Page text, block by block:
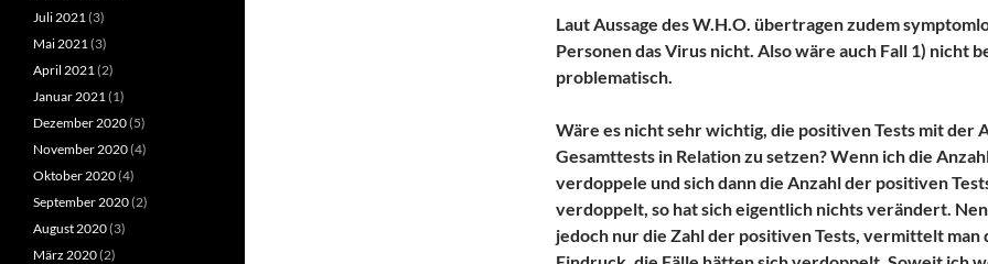
Laut Aussage des W.H.O. übertragen zudem
Personen das Virus nicht. Also wäre auch Fall 1) nicht
problematisch.
Wäre es nicht sehr wichtig, die positiven Tests mit der
Gesamttests in Relation zu setzen? Wenn ich die
verdoppele und sich dann die Anzahl der positiven
verdoppelt, so hat sich eigentlich nichts verändert.
jedoch nur die Zahl der positiven Tests, vermittelt man
Juli 2021(3)
Mai 2021(3)
April 2021(2)
Januar 2021(1)
Dezember 2020(5)
November 2020(4)
Oktober 2020(4)
September 2020(2)
August 2020(3)
März 2020(2)